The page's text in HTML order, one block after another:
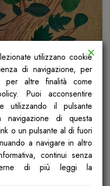
IC Rubini
BERGAMO
utilizzano cookie
di navigazione, per
per altre finalità come
Puoi acconsentire
utilizzando il pulsante
navigazione di questa
o un pulsante al di fuori
a navigare in altro
continui senza
di più leggi la